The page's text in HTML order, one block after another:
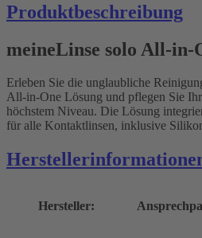
Produktbeschreibung
meineLinse solo All-in-
Erleben Sie die unglaubliche
All-in-One Lösung und pflegen Sie
höchstem Niveau. Die Lösung
für alle Kontaktlinsen, inklusive
Hersteller: